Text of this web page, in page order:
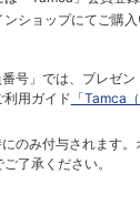
ンショップにてご購⼊
号」では、プレゼン
利⽤ガイド 「Tamca
のみ付与されます
了承ください。